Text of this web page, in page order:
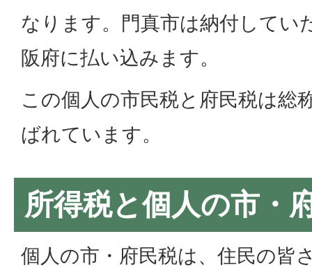
なります。門真市は納付してい
阪府に払い込みます。
この個人の市民税と府民税は総
ばれています。
所得税と個人の市・
個人の市・府民税は、住民の皆